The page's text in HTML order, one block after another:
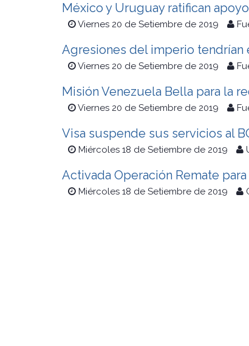
México y Uruguay ratifican
Viernes 20 de Setiembre de 2019
Agresiones del imperio tendrían
Viernes 20 de Setiembre de 2019
Misión Venezuela Bella para la
Viernes 20 de Setiembre de 2019
Visa suspende sus servicios al
Miércoles 18 de Setiembre de 2019
Activada Operación Remate
Miércoles 18 de Setiembre de 2019